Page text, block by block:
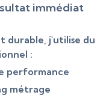
immédiat
durable, j'utilise du
:
performance
métrage